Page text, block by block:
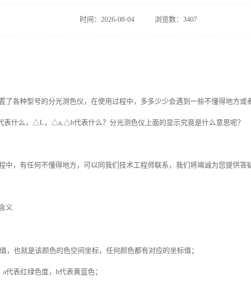
时间：2026-08-04 浏览数：3407
了各种型号的分光测色仪，在使用过程中，多多少少会遇到一些不懂得地方或
表什么，△L ，△a,△b代表什么？分光测色仪上面的显示究竟是什么意思呢？
中，有任何不懂得地方，可以同我们技术工程师联系，我们将竭诚为您提供答
义
，也就是该颜色的色空间坐标，任何颜色都有对应的坐标值；
a代表红绿色度， b代表黄蓝色；